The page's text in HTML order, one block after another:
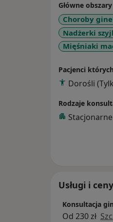
Główne
Choroby
Nadżerki
Mięśniaki
Pacjenci
Dorośli
Rodzaje
Stacjonarne
Usługi i ceny
Konsultacja
Od 230 zł